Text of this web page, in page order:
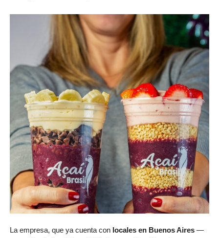
La empresa, que ya cuenta con locales en Buenos Aires —